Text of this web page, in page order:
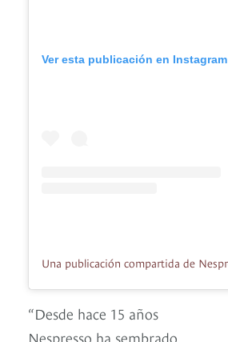
Ver esta publicación en Instagram
“Desde hace 15 años
Nespresso ha sembrado